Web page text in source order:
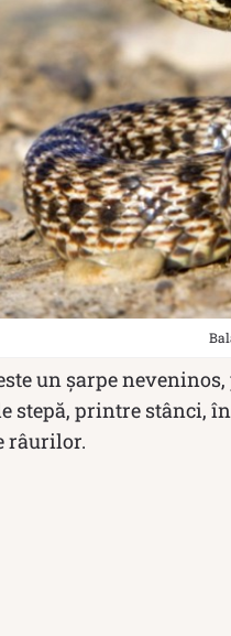
un șarpe
stepă, printre stânci,
râurilor.